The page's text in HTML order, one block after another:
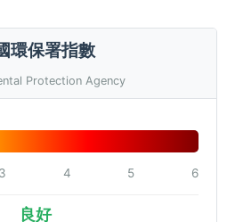
環保署指數
Protection Agency
3 4 5 6
良好